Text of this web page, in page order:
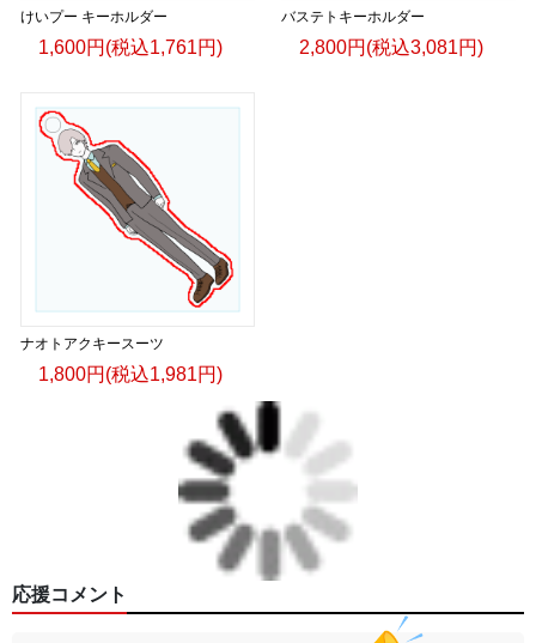
けいプー キーホルダー
1,600円(税込1,761円)
バステトキーホルダー
2,800円(税込3,081円)
ナオトアクキースーツ
1,800円(税込1,981円)
応援コメント